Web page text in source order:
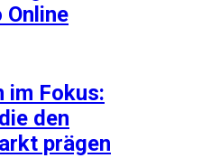
Online
im Fokus:
den
prägen